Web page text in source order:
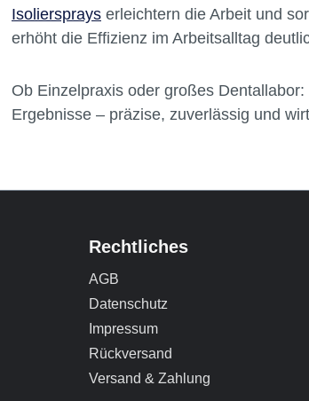
Isoliersprays erleichtern die Arbeit und
erhöht die Effizienz im Arbeitsalltag
Ob Einzelpraxis oder großes
Ergebnisse – präzise, zuverlässig und
Rechtliches
AGB
Datenschutz
Impressum
Rückversand
Versand & Zahlung